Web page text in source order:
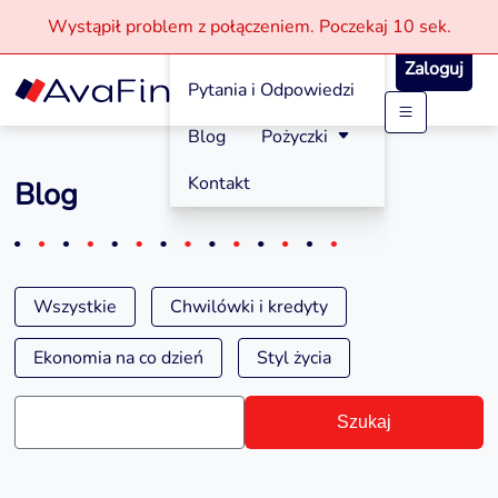
Przejdź
Wystąpił problem z połączeniem. Poczekaj 10 sek.
Jak aplikować?
Pytania i Odpowiedzi
Blog
Pożyczki
Kontakt
Zaloguj
Blog
Wszystkie Chwilówki i kredyty
Ekonomia na co dzień Styl życia
Szukaj